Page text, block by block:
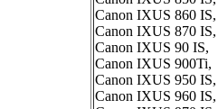
Canon IXUS 860 IS,
Canon IXUS 870 IS,
Canon IXUS 90 IS,
Canon IXUS 900Ti,
Canon IXUS 950 IS,
Canon IXUS 960 IS,